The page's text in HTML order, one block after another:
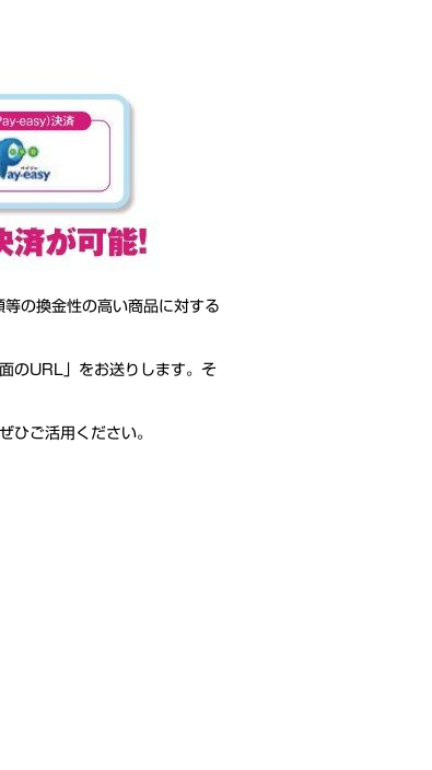
の換金性の高い商品に対する
のURL」をお送りします。そ
ひご活用ください。